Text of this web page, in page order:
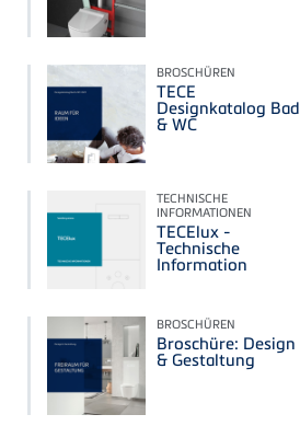
BROSCHÜREN
TECE
Designkatalog Bad
& WC
TECHNISCHE
INFORMATIONEN
TECElux -
Technische
Information
BROSCHÜREN
Broschüre: Design
& Gestaltung